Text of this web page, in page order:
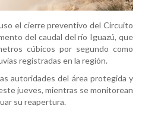
el cierre preventivo del Circuito
del caudal del río Iguazú, que
cúbicos por segundo como
registradas en la región.
autoridades del área protegida y
jueves, mientras se monitorean
su reapertura.